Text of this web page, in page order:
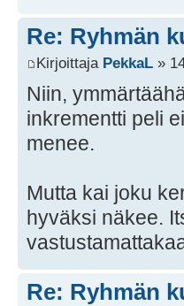
Re: Ryhmän
Kirjoittaja PekkaL »
Niin,
inkrementti peli
menee.
Mutta kai joku
hyväksi näkee.
Re: Ryhmän